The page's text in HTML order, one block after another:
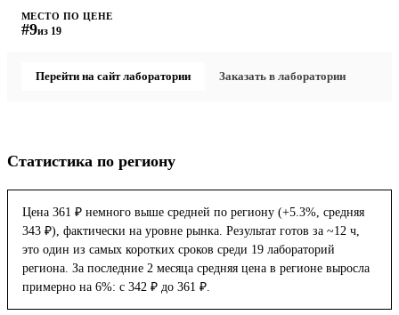
МЕСТО ПО ЦЕНЕ
#9из 19
Перейти на сайт лаборатории Заказать в лаборатории
Статистика по региону
Цена 361 ₽ немного выше средней по региону (+5.3%, средняя
343 ₽), фактически на уровне рынка. Результат готов за ~12 ч,
это один из самых коротких сроков среди 19 лабораторий
региона. За последние 2 месяца средняя цена в регионе выросла
примерно на 6%: с 342 ₽ до 361 ₽.